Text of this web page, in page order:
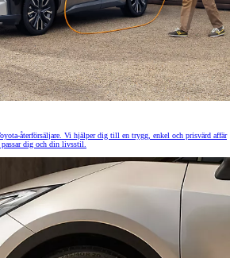
återförsäljare. Vi hjälper dig till en trygg, enkel och prisvärd affär
dig och din livsstil.